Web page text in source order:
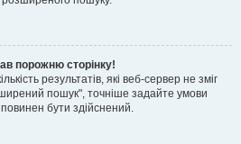
порожню сторінку!
результатів, які веб-сервер не зміг
пошук", точніше задайте умови
бути здійснений.